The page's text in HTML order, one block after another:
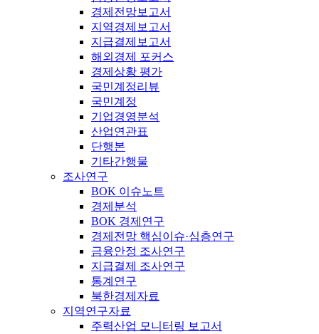
경제전망보고서
지역경제보고서
지급결제보고서
해외경제 포커스
경제상황 평가
국민계정리뷰
국민계정
기업경영분석
산업연관표
단행본
기타간행물
조사연구
BOK 이슈노트
경제분석
BOK 경제연구
경제전망 핵심이슈·심층연구
금융안정 조사연구
지급결제 조사연구
통계연구
북한경제자료
지역연구자료
주력산업 모니터링 보고서